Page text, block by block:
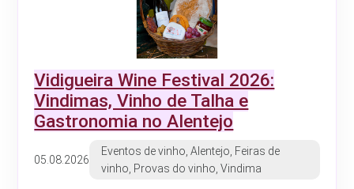
Vidigueira Wine Festival 2026:
Vindimas, Vinho de Talha e
Gastronomia no Alentejo
05.08.2026
Eventos de vinho, Alentejo, Feiras de
vinho, Provas do vinho, Vindima